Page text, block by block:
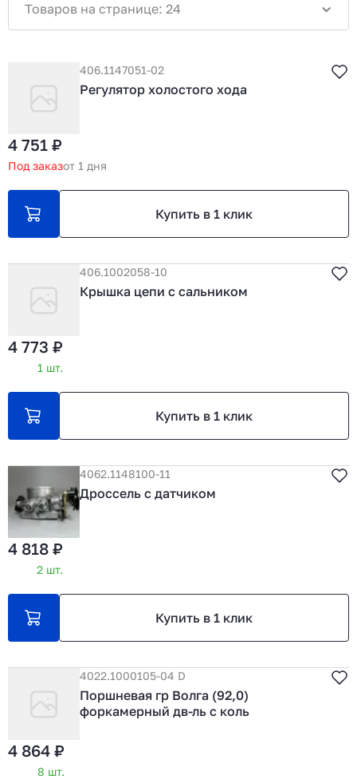
Товаров на странице: 24
406.1147051-02
Регулятор холостого хода
4 751 ₽
Под заказот 1 дня
Купить в 1 клик
406.1002058-10
Крышка цепи с сальником
4 773 ₽
1 шт.
Купить в 1 клик
4062.1148100-11
Дроссель с датчиком
4 818 ₽
2 шт.
Купить в 1 клик
4022.1000105-04 D
Поршневая гр Волга (92,0)
форкамерный дв-ль с коль
4 864 ₽
8 шт.